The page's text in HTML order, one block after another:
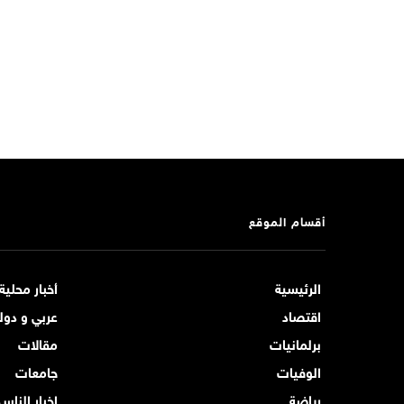
أقسام الموقع
الرئيسية
أخبار
اقتصاد
عربي و
برلمانيات
مقالات
الوفيات
جامعات
رياضة
اخبار